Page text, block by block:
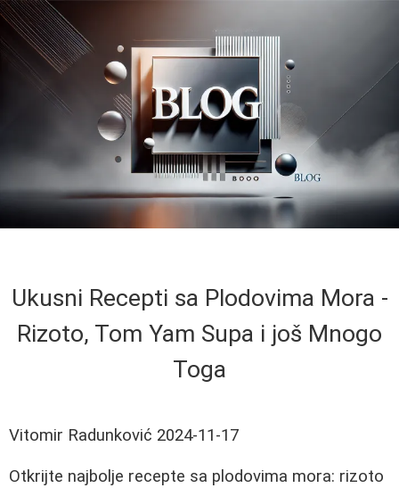
Ukusni Recepti sa Plodovima Mora -
Rizoto, Tom Yam Supa i još Mnogo
Toga
Vitomir Radunković 2024-11-17
Otkrijte najbolje recepte sa plodovima mora: rizoto